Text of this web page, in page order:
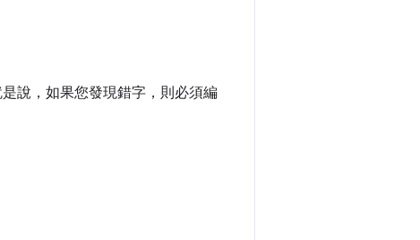
說，如果您發現錯字，則必須編